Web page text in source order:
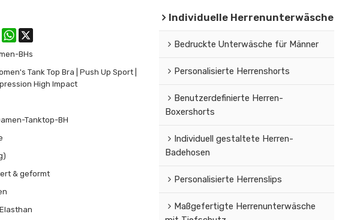
MastodonWhatsApp
BHs
Tank Top Bra | Push Up Sport |
High Impact
Tanktop-BH
& geformt
Individuelle Herrenunterwäsche
Bedruckte Unterwäsche für Männer
Personalisierte Herrenshorts
Benutzerdefinierte Herren-
Boxershorts
Individuell gestaltete Herren-
Badehosen
Personalisierte Herrenslips
Maßgefertigte Herrenunterwäsche